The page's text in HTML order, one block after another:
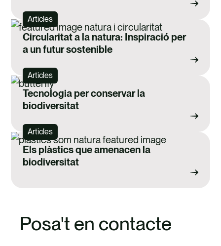
Articles
Circularitat a la natura: Inspiració per
a un futur sostenible
Articles
Tecnologia per conservar la
biodiversitat
Articles
Els plàstics que amenacen la
biodiversitat
Posa't en contacte